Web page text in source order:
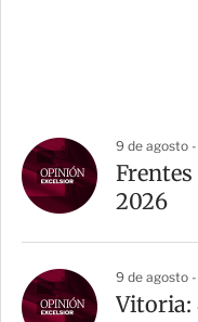
9 de agosto
2026
9 de agosto
Vitoria: